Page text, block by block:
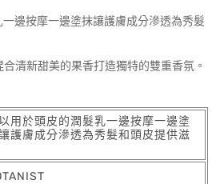
邊按摩一邊塗抹讓護膚成分滲透為秀髮
清新甜美的果香打造獨特的雙重香氛。
用於頭皮的潤髮乳一邊按摩一邊塗
護膚成分滲透為秀髮和頭皮提供滋